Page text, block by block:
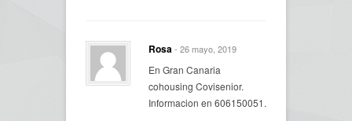
Rosa- 26 mayo, 2019
En Gran Canaria
cohousing Covisenior.
Informacion en 606150051.